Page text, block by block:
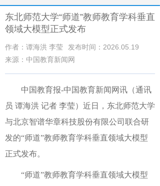
东北师范大学“师道”教师教育学科垂直
领域大模型正式发布
作者：谭海洪 李莹
发布时间：2026.05.19
来源：中国教育新闻网
中国教育报-中国教育新闻网讯（通讯
员 谭海洪 记者 李莹） 近日，东北师范大学
与北京智谱华章科技股份有限公司联合研
发的“师道”教师教育学科垂直领域大模型
正式发布。
“师道”教师教育学科垂直领域大模型